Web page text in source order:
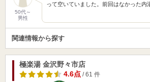
50代～
男性
って空いていました。前回はなかった内
関連情報から探す
極楽湯 金沢野々市店
4.6点 / 61 件